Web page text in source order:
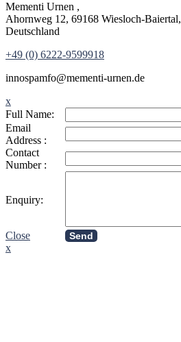
Mementi Urnen ,
Ahornweg 12, 69168 Wiesloch-Baiertal,
Deutschland
+49 (0) 6222-9599918
innospamfo@mementi-urnen.de
x
Full Name:
Email
Address :
Contact
Number :
Enquiry:
Close Send
x